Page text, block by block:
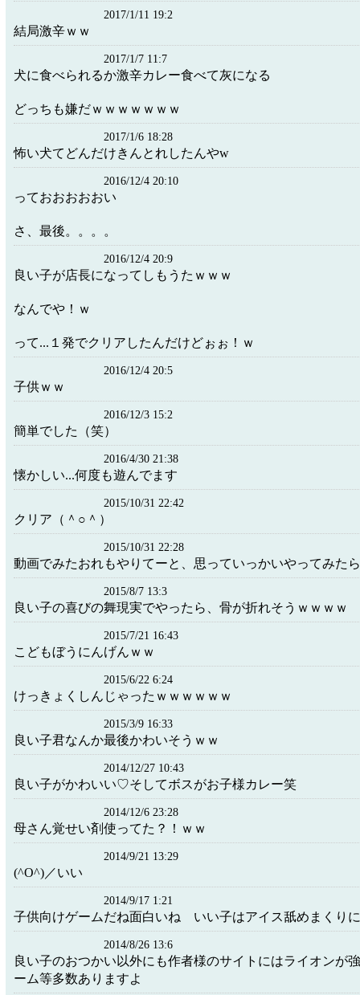
2017/1/11 19:2
結局激辛ｗｗ
2017/1/7 11:7
犬に食べられるか激辛カレー食べて灰になる
どっちも嫌だｗｗｗｗｗｗｗ
2017/1/6 18:28
怖い犬てどんだけきんとれしたんやw
2016/12/4 20:10
っておおおおおい
さ、最後。。。。
2016/12/4 20:9
良い子が店長になってしもうたｗｗｗ
なんでや！ｗ
って...１発でクリアしたんだけどぉぉ！ｗ
2016/12/4 20:5
子供ｗｗ
2016/12/3 15:2
簡単でした（笑）
2016/4/30 21:38
懐かしい...何度も遊んでます
2015/10/31 22:42
クリア（＾○＾）
2015/10/31 22:28
動画でみたおれもやりてーと、思っていっかいやってみた
2015/8/7 13:3
良い子の喜びの舞現実でやったら、骨が折れそうｗｗｗｗ
2015/7/21 16:43
こどもぼうにんげんｗｗ
2015/6/22 6:24
けっきょくしんじゃったｗｗｗｗｗｗ
2015/3/9 16:33
良い子君なんか最後かわいそうｗｗ
2014/12/27 10:43
良い子がかわいい♡そしてボスがお子様カレー笑
2014/12/6 23:28
母さん覚せい剤使ってた？！ｗｗ
2014/9/21 13:29
(^O^)／いい
2014/9/17 1:21
子供向けゲームだね面白いね いい子はアイス舐めまくり
2014/8/26 13:6
良い子のおつかい以外にも作者様のサイトにはライオンが
ーム等多数ありますよ